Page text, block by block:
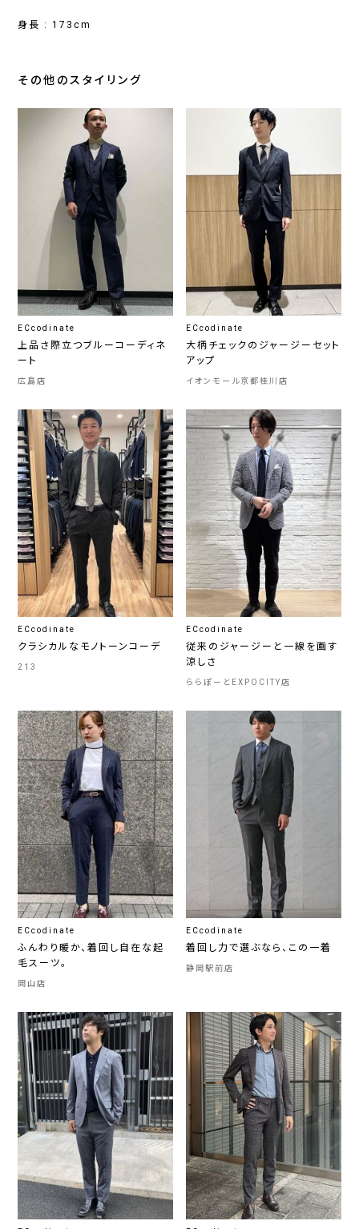
身長 : 173cm
その他のスタイリング
ECcodinate
上品さ際立つブルーコーディネ
ート
広島店
ECcodinate
大柄チェックのジャージーセット
アップ
イオンモール京都桂川店
ECcodinate
クラシカルなモノトーンコーデ
213
ECcodinate
従来のジャージーと一線を画す
涼しさ
ららぽーとEXPOCITY店
ECcodinate
ふんわり暖か、着回し自在な起
毛スーツ。
岡山店
ECcodinate
着回し力で選ぶなら、この一着
静岡駅前店